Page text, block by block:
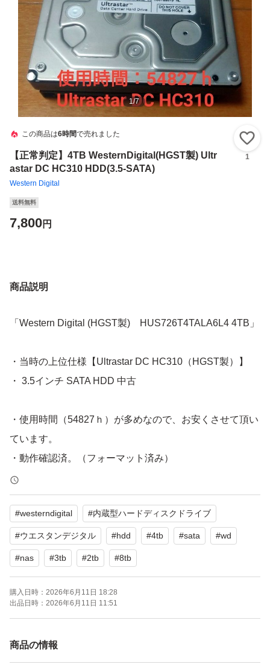
1/7
この商品は6時間で売れました
【正常判定】4TB WesternDigital(HGST製) Ultr
astar DC HC310 HDD(3.5‐SATA)
Western Digital
1
送料無料
7,800円
商品説明
「Western Digital (HGST製) HUS726T4TALA6L4 4TB」
・当時の上位仕様【Ultrastar DC HC310（HGST製）】
・ 3.5インチ SATA HDD 中古
・使用時間（54827ｈ）が多めなので、お安くさせて頂い
ています。
・動作確認済。（フォーマット済み）
・CrystalDiskinfo正常判定。
・価格の相談には対応しておりません。
・使用時間等は若干の変動があるかもしれません。
・緩衝材等で梱包し、精密機器・ワレモノ指定の上で宅急
・非喫煙者・ペットなしです。精密機器のため清掃はエア
【注意事項】
#westerndigital #内蔵型ハードディスクドライブ
#ウエスタンデジタル #hdd #4tb #sata #wd
#nas #3tb #2tb #8tb
購入日時： 2026年6月11日 18:28
出品日時： 2026年6月11日 11:51
商品の情報